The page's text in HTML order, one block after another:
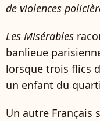
de violences
Les Misérables
banlieue
lorsque trois flics
un enfant du
Un autre Français